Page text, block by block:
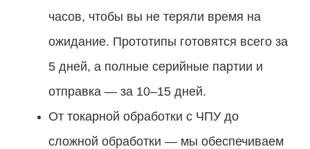
часов, чтобы вы не теряли время на
ожидание. Прототипы готовятся всего за
5 дней, а полные серийные партии и
отправка — за 10–15 дней.
От токарной обработки с ЧПУ до
сложной обработки — мы обеспечиваем